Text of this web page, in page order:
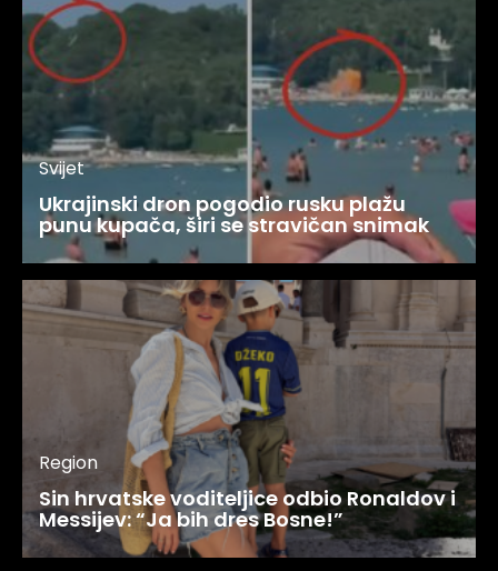
Svijet
Ukrajinski dron pogodio rusku plažu
punu kupača, širi se stravičan snimak
Region
Sin hrvatske voditeljice odbio Ronaldov i
Messijev: “Ja bih dres Bosne!”